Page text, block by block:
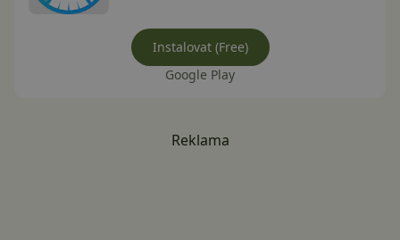
Instalovat (Free)
Google Play
Reklama